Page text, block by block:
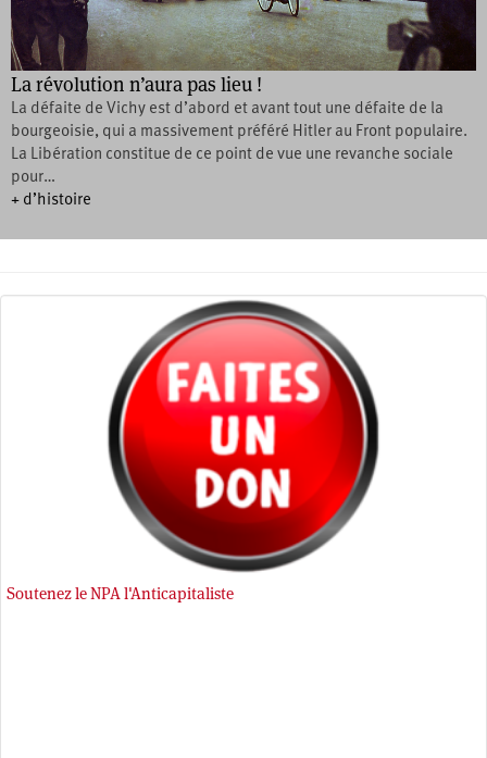
La révolution n’aura pas lieu !
La défaite de Vichy est d’abord et avant tout une défaite de la
bourgeoisie, qui a massivement préféré Hitler au Front populaire.
La Libération constitue de ce point de vue une revanche sociale
pour…
+ d’histoire
Soutenez le NPA l'Anticapitaliste